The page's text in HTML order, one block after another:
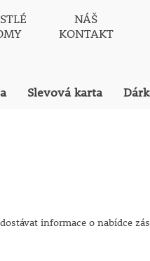
NÁŠ
KONTAKT
Slevová karta
informace o nabídce